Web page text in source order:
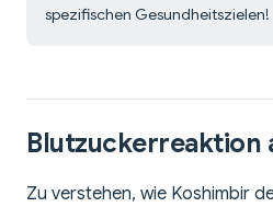
spezifischen Gesundheitszielen!
Blutzuckerreaktion
Zu verstehen, wie Koshimbir